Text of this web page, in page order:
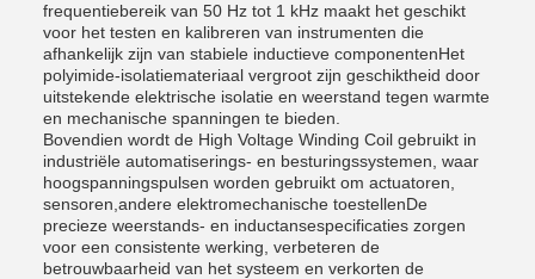
frequentiebereik van 50 Hz tot 1 kHz maakt het geschikt
voor het testen en kalibreren van instrumenten die
afhankelijk zijn van stabiele inductieve componentenHet
polyimide-isolatiemateriaal vergroot zijn geschiktheid door
uitstekende elektrische isolatie en weerstand tegen warmte
en mechanische spanningen te bieden.
Bovendien wordt de High Voltage Winding Coil gebruikt in
industriële automatiserings- en besturingssystemen, waar
hoogspanningspulsen worden gebruikt om actuatoren,
sensoren,andere elektromechanische toestellenDe
precieze weerstands- en inductansespecificaties zorgen
voor een consistente werking, verbeteren de
betrouwbaarheid van het systeem en verkorten de